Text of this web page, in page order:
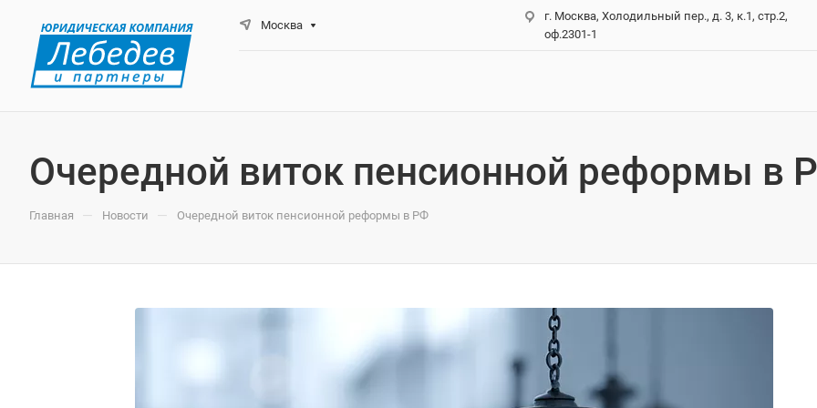
Москва
г. Москва, Холодильный пер., д. 3, к.1, стр.2,
оф.2301-1
Очередной виток пенсионной реформы в
Главная — Новости — Очередной виток пенсионной реформы в РФ